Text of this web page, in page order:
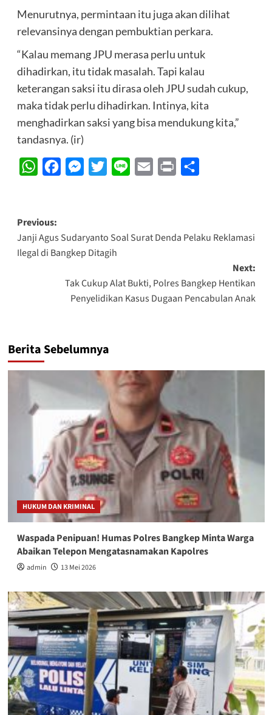
Menurutnya, permintaan itu juga akan dilihat
relevansinya dengan pembuktian perkara.
“Kalau memang JPU merasa perlu untuk
dihadirkan, itu tidak masalah. Tapi kalau
keterangan saksi itu dirasa oleh JPU sudah cukup,
maka tidak perlu dihadirkan. Intinya, kita
menghadirkan saksi yang bisa mendukung kita,”
tandasnya. (ir)
WhatsAppFacebookMessenger
Twitter Line Email Print
Post
navigation
Previous:
Janji Agus Sudaryanto Soal Surat Denda Pelaku Reklamasi
Ilegal di Bangkep Ditagih
Next:
Tak Cukup Alat Bukti, Polres Bangkep Hentikan
Penyelidikan Kasus Dugaan Pencabulan Anak
Berita Sebelumnya
HUKUM DAN KRIMINAL
Waspada Penipuan! Humas Polres Bangkep Minta Warga
Abaikan Telepon Mengatasnamakan Kapolres
admin 13 Mei 2026